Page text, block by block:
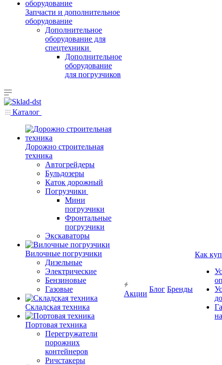
Запчасти и дополнительное
оборудование
Дополнительное
оборудование для
спецтехники
Дополнительное
оборудование
для погрузчиков
Каталог
Дорожно строительная
техника
Автогрейдеры
Бульдозеры
Каток дорожный
Погрузчики
Мини
погрузчики
Фронтальные
погрузчики
Экскаваторы
Вилочные погрузчики
Дизельные
Электрические
Бензиновые
Газовые
Складская техника
Портовая техника
Перегружатели
порожних
контейнеров
Ричстакеры
Акции
Блог Бренды
Как